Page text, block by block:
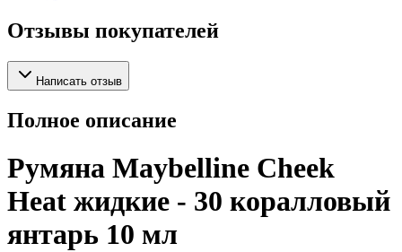
Отзывы покупателей
Написать отзыв
Полное описание
Румяна Maybelline Cheek
Heat жидкие - 30 коралловый
янтарь 10 мл